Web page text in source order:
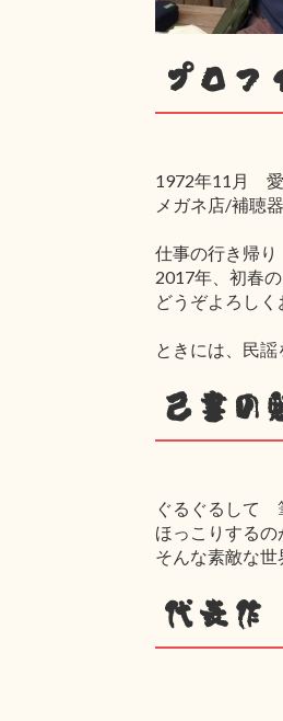
プロフ
1972年11月 愛
メガネ店/補聴
仕事の行き帰
2017年、初春
どうぞよろしく
ときには、民
己書の
ぐるぐるして
ほっこりするの
そんな素敵な
代表作